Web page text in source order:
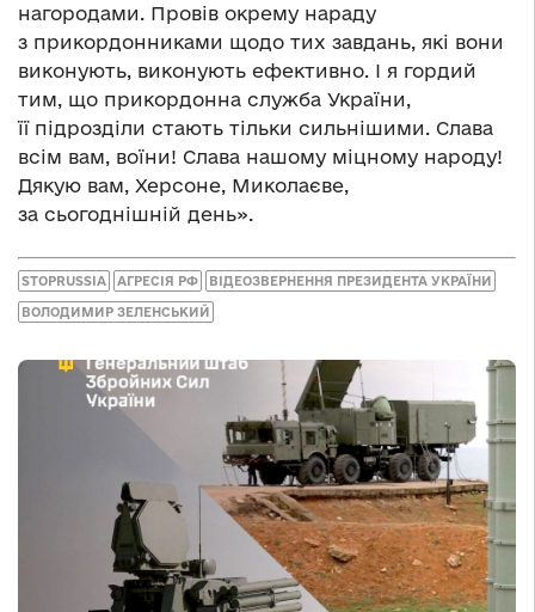
нагородами. Провів окрему нараду
з прикордонниками щодо тих завдань, які вони
виконують, виконують ефективно. І я гордий
тим, що прикордонна служба України,
її підрозділи стають тільки сильнішими. Слава
всім вам, воїни! Слава нашому міцному народу!
Дякую вам, Херсоне, Миколаєве,
за сьогоднішній день».
STOPRUSSIA АГРЕСІЯ РФ ВІДЕОЗВЕРНЕННЯ ПРЕЗИДЕНТА УКРАЇНИ
ВОЛОДИМИР ЗЕЛЕНСЬКИЙ